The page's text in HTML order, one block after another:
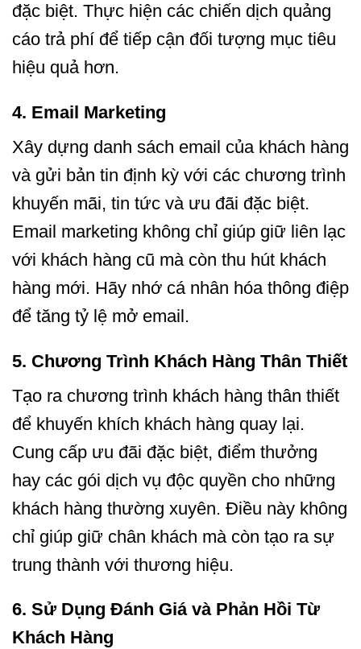
đặc biệt. Thực hiện các chiến dịch quảng
cáo trả phí để tiếp cận đối tượng mục tiêu
hiệu quả hơn.
4. Email Marketing
Xây dựng danh sách email của khách hàng
và gửi bản tin định kỳ với các chương trình
khuyến mãi, tin tức và ưu đãi đặc biệt.
Email marketing không chỉ giúp giữ liên lạc
với khách hàng cũ mà còn thu hút khách
hàng mới. Hãy nhớ cá nhân hóa thông điệp
để tăng tỷ lệ mở email.
5. Chương Trình Khách Hàng Thân Thiết
Tạo ra chương trình khách hàng thân thiết
để khuyến khích khách hàng quay lại.
Cung cấp ưu đãi đặc biệt, điểm thưởng
hay các gói dịch vụ độc quyền cho những
khách hàng thường xuyên. Điều này không
chỉ giúp giữ chân khách mà còn tạo ra sự
trung thành với thương hiệu.
6. Sử Dụng Đánh Giá và Phản Hồi Từ
Khách Hàng